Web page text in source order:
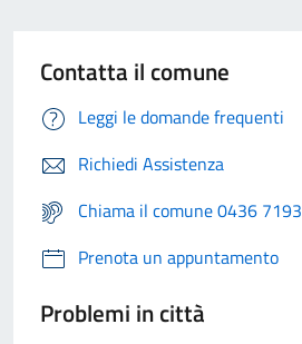
Contatta il comune
Leggi le domande frequenti
Richiedi Assistenza
Chiama il comune 0436 7193
Prenota un appuntamento
Problemi in città